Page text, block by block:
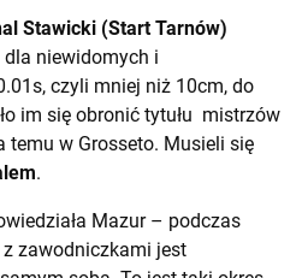
Stawicki (Start Tarnów)
niewidomych i
czyli mniej niż 10cm, do
im się obronić tytułu mistrzów
temu w Grosseto. Musieli się
.
Mazur – podczas
zawodniczkami jest